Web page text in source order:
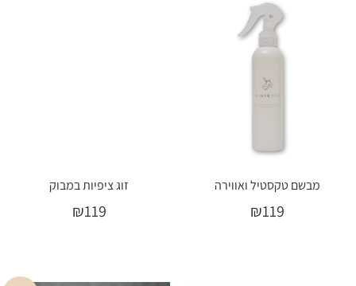
מבשם טקסטיל ואווירה
₪119
זוג ציפיות במבוק
₪119